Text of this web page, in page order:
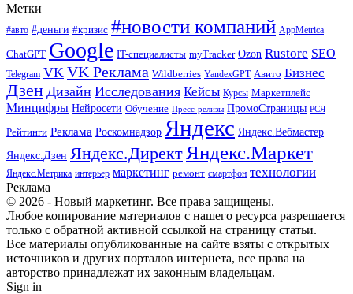
Метки
#авто #деньги #кризис #новости компаний AppMetrica
ChatGPT Google IT-специалисты myTracker Ozon Rustore SEO
Telegram VK VK Реклама Wildberries YandexGPT Авито Бизнес
Дзен Дизайн Исследования Кейсы Курсы Маркетплейс
Минцифры Нейросети Обучение Пресс-релизы ПромоСтраницы РСЯ
Рейтинги Реклама Роскомнадзор Яндекс Яндекс.Вебмастер
Яндекс.Дзен Яндекс.ДиректЯндекс.Маркет
Яндекс.Метрика интерьер маркетинг ремонт смартфон технологии
Реклама
© 2026 - Новый маркетинг. Все права защищены.
Любое копирование материалов с нашего ресурса разрешается
только с обратной активной ссылкой на страницу статьи.
Все материалы опубликованные на сайте взяты с открытых
источников и других порталов интернета, все права на
авторство принадлежат их законным владельцам.
Sign in